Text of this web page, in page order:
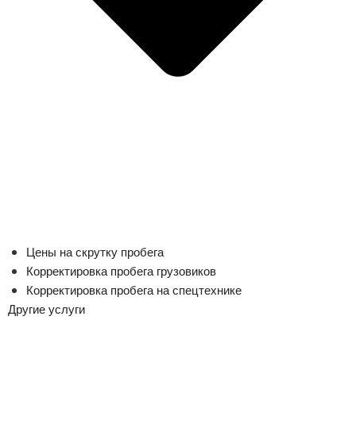
Цены на скрутку пробега
Корректировка пробега грузовиков
Корректировка пробега на спецтехнике
Другие услуги